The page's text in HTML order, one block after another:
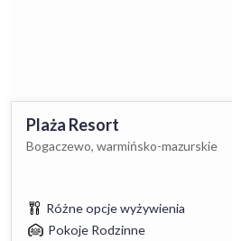
Plaża Resort
Bogaczewo, warmińsko-mazurskie
Różne opcje wyżywienia
Pokoje Rodzinne